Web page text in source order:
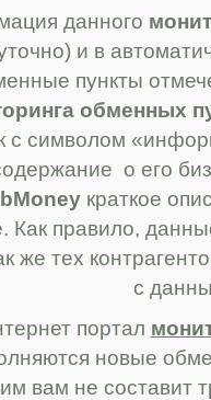
данного
и в
пункты
обменных
с символом
о его
краткое
Как правило,
же тех
с
портал
новые
вам не составит